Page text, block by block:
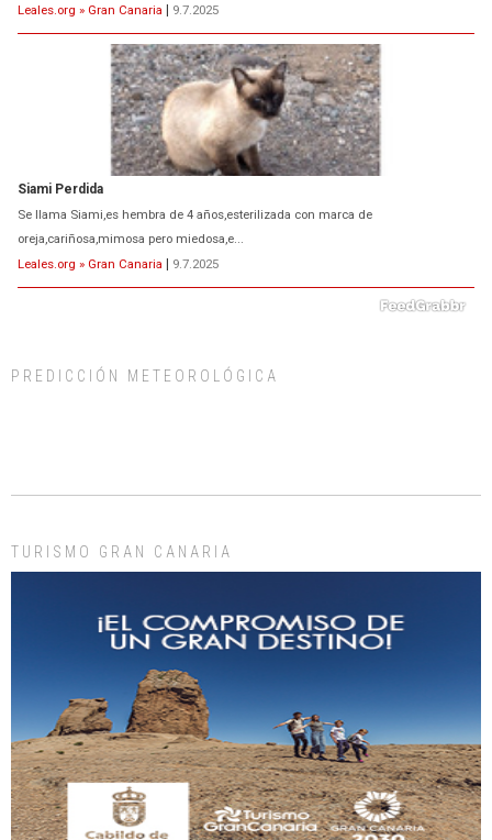
Leales.org » Gran Canaria | 9.7.2025
Siami Perdida
Se llama Siami,es hembra de 4 años,esterilizada con marca de
oreja,cariñosa,mimosa pero miedosa,e...
Leales.org » Gran Canaria | 9.7.2025
días, ella incluida...
Gato manso encontrado
Este gato macho ha aparecido en la calle hace menos de un mes, es muy
manso y extremadamente cari...
Leales.org » Gran Canaria | 9.7.2025
PREDICCIÓN METEOROLÓGICA
TURISMO GRAN CANARIA